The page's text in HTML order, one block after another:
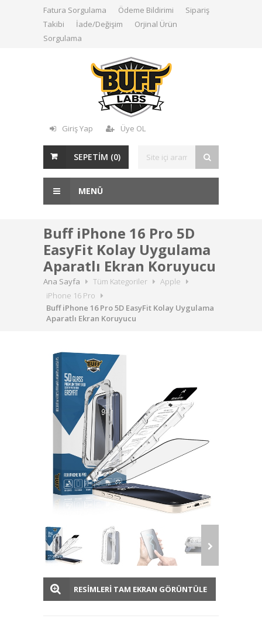
Fatura Sorgulama Ödeme Bildirimi
Sipariş
Takibi
İade/Değişim
Orjinal Ürün
Sorgulama
Giriş Yap Üye OL
SEPETİM (0)
MENÜ
Buff iPhone 16 Pro 5D
EasyFit Kolay Uygulama
Aparatlı Ekran Koruyucu
Ana Sayfa Tüm Kategoriler
Apple
iPhone 16 Pro
Buff iPhone 16 Pro 5D EasyFit Kolay Uygulama
Aparatlı Ekran Koruyucu
RESİMLERİ TAM EKRAN GÖRÜNTÜLE